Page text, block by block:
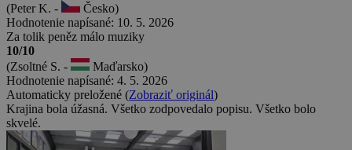
(Peter K. -
Česko)
Hodnotenie napísané: 10. 5. 2026
Za tolik peněz málo muziky
10/10
(Zsoltné S. -
Maďarsko)
Hodnotenie napísané: 4. 5. 2026
Automaticky preložené (Zobraziť originál)
Krajina bola úžasná. Všetko zodpovedalo popisu. Všetko bolo
skvelé.